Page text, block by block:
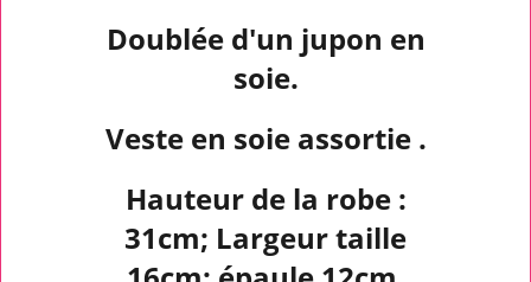
Doublée d'un jupon en
soie.
Veste en soie assortie .
Hauteur de la robe :
31cm; Largeur taille